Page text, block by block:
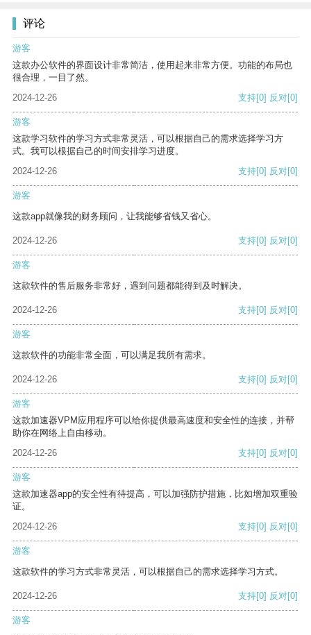
评论
游客
这款办公软件的界面设计非常简洁，使用起来非常方便。功能的布局也
很合理，一目了然。
2024-12-26
支持[0] 反对[0]
游客
这款学习软件的学习方式非常灵活，可以根据自己的需求选择学习方
式。我可以根据自己的时间安排学习进度。
2024-12-26
支持[0] 反对[0]
游客
这款app就像我的财务顾问，让我能够省钱又省心。
2024-12-26 支持[0] 反对[0]
游客
这款软件的售后服务非常好，遇到问题都能得到及时解决。
2024-12-26 支持[0] 反对[0]
游客
这款软件的功能非常全面，可以满足我所有需求。
2024-12-26 支持[0] 反对[0]
游客
这款加速器VPM应用程序可以给你提供最高速度和安全性的连接，并帮
助你在网络上自由移动。
2024-12-26
支持[0] 反对[0]
游客
这款加速器app的安全性有待提高，可以加强防护措施，比如增加双重验
证。
2024-12-26
支持[0] 反对[0]
游客
这款软件的学习方式非常灵活，可以根据自己的需求选择学习方式。
2024-12-26 支持[0] 反对[0]
游客